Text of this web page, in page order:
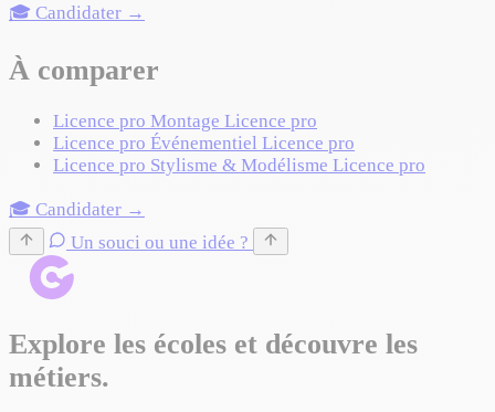
🎓 Candidater →
À comparer
Licence pro Montage Licence pro
Licence pro Événementiel Licence pro
Licence pro Stylisme & Modélisme Licence pro
🎓 Candidater →
Un souci ou une idée ?
Explore les écoles et découvre les
métiers.